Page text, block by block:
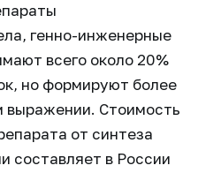
генно-инженерные
всего около 20%
но формируют более
выражении. Стоимость
от синтеза
составляет в России